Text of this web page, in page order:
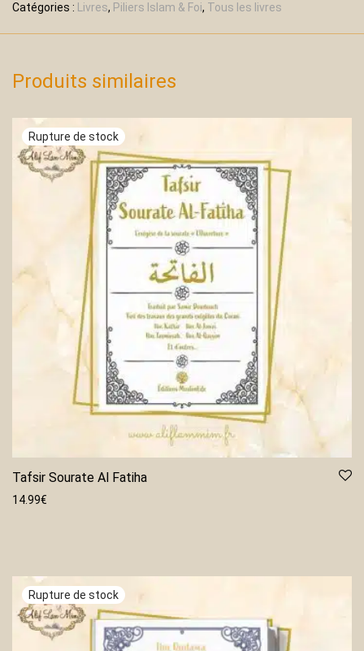
Catégories : Livres, Piliers Islam & Foi, Tous les livres
Produits similaires
Tafsir Sourate Al Fatiha
14.99€